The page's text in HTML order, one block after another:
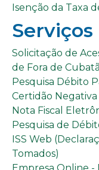
Isenção da Taxa
Solicitação de
de Fora de
Pesquisa Débito
Certidão
Nota Fiscal
Pesquisa de
ISS Web
Tomados)